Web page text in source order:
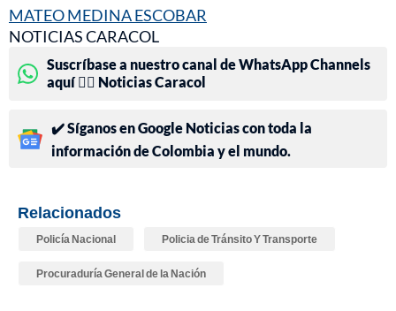
MATEO MEDINA ESCOBAR
NOTICIAS CARACOL
Suscríbase a nuestro canal de WhatsApp Channels
aquí 👉🏻 Noticias Caracol
✔️ Síganos en Google Noticias con toda la
información de Colombia y el mundo.
Relacionados
Policía Nacional Policia de Tránsito Y Transporte
Procuraduría General de la Nación